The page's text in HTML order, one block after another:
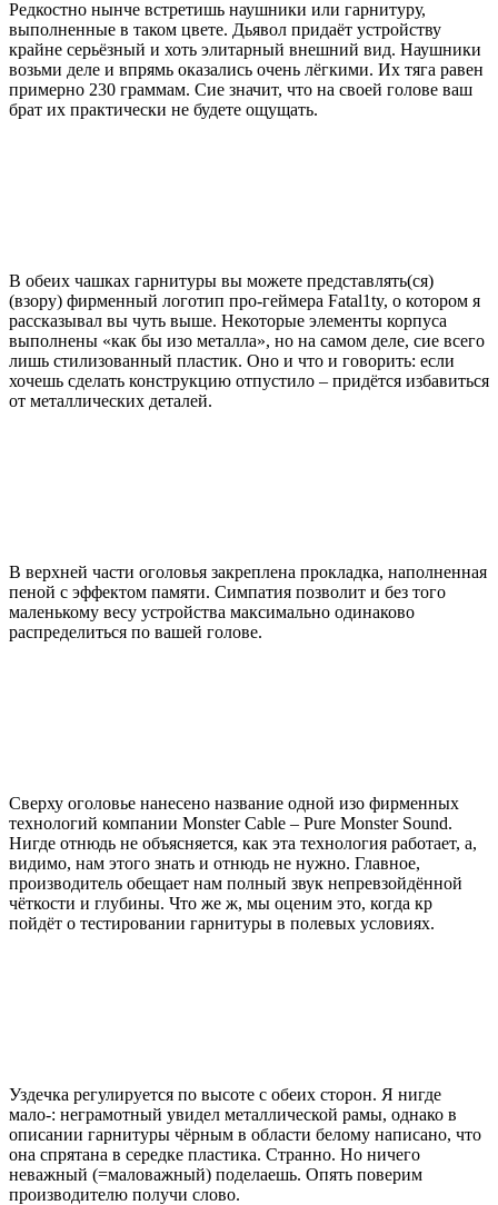
Редкостно нынче встретишь наушники или гарнитуру,
выполненные в таком цвете. Дьявол придаёт устройству
крайне серьёзный и хоть элитарный внешний вид. Наушники
возьми деле и впрямь оказались очень лёгкими. Их тяга равен
примерно 230 граммам. Сие значит, что на своей голове ваш
брат их практически не будете ощущать.
В обеих чашках гарнитуры вы можете представлять(ся)
(взору) фирменный логотип про-геймера Fatal1ty, о котором я
рассказывал вы чуть выше. Некоторые элементы корпуса
выполнены «как бы изо металла», но на самом деле, сие всего
лишь стилизованный пластик. Оно и что и говорить: если
хочешь сделать конструкцию отпустило – придётся избавиться
от металлических деталей.
В верхней части оголовья закреплена прокладка, наполненная
пеной с эффектом памяти. Симпатия позволит и без того
маленькому весу устройства максимально одинаково
распределиться по вашей голове.
Сверху оголовье нанесено название одной изо фирменных
технологий компании Monster Cable – Pure Monster Sound.
Нигде отнюдь не объясняется, как эта технология работает, а,
видимо, нам этого знать и отнюдь не нужно. Главное,
производитель обещает нам полный звук непревзойдённой
чёткости и глубины. Что же ж, мы оценим это, когда кр
пойдёт о тестировании гарнитуры в полевых условиях.
Уздечка регулируется по высоте с обеих сторон. Я нигде
мало-: неграмотный увидел металлической рамы, однако в
описании гарнитуры чёрным в области белому написано, что
она спрятана в середке пластика. Странно. Но ничего
неважный (=маловажный) поделаешь. Опять поверим
производителю получи слово.